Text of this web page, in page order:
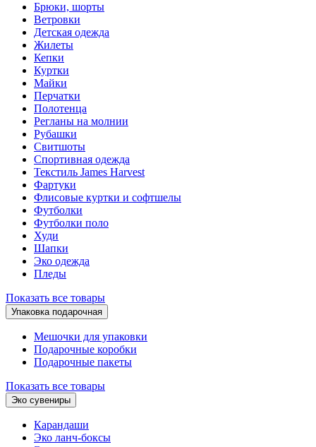
Брюки, шорты
Ветровки
Детская одежда
Жилеты
Кепки
Куртки
Майки
Перчатки
Полотенца
Регланы на молнии
Рубашки
Свитшоты
Спортивная одежда
Текстиль James Harvest
Фартуки
Флисовые куртки и софтшелы
Футболки
Футболки поло
Худи
Шапки
Эко одежда
Пледы
Показать все товары
Упаковка подарочная
Мешочки для упаковки
Подарочные коробки
Подарочные пакеты
Показать все товары
Эко сувениры
Карандаши
Эко ланч-боксы